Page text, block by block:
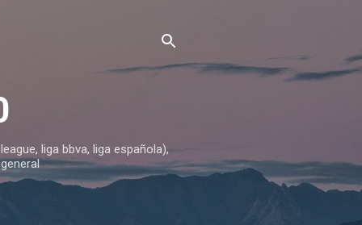
liga bbva, liga española),